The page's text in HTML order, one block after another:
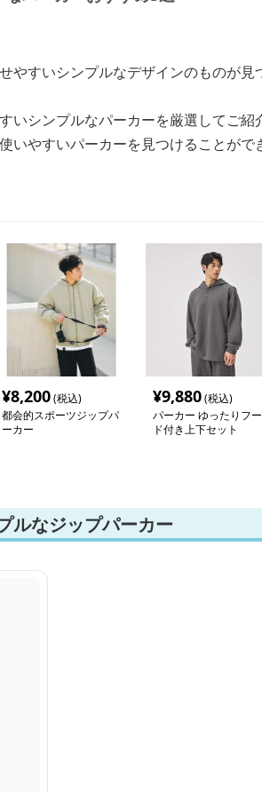
やすいシンプルなデザインのものが見
シンプルなパーカーを厳選してご紹
やすいパーカーを見つけることがで
¥8,200(税込)
都会的スポーツジップパ
ーカー
¥9,880(税込)
パーカー ゆったりフー
ド付き上下セット
ルなジップパーカー